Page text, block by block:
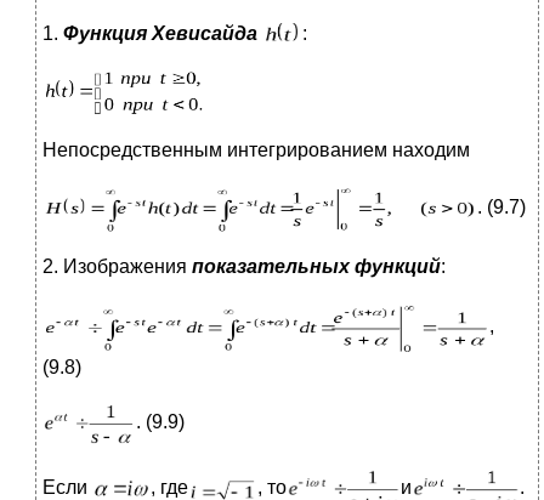
1. Функция Хевисайда :
Непосредственным интегрированием находим
. (9.7)
2. Изображения показательных функций:
,
(9.8)
. (9.9)
Если , где , то и .